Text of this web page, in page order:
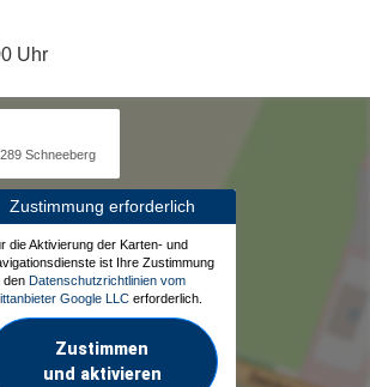
Uhr
Schneeberg
Zustimmung erforderlich
die Aktivierung der Karten- und
ist Ihre Zustimmung
den Datenschutzrichtlinien vom
Google LLC erforderlich.
Zustimmen
und aktivieren